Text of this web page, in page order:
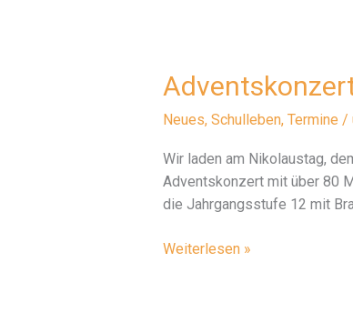
Neues, Schulleben, Termine /
Wir laden am Nikolaustag,
Adventskonzert mit über 80
die Jahrgangsstufe 12 mit
Adventskonzert
Weiterlesen »